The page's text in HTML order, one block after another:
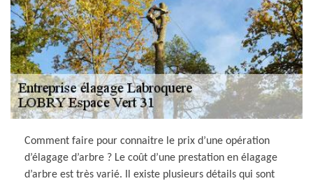
Comment faire pour connaitre le prix d’une opération
d’élagage d’arbre ? Le coût d’une prestation en élagage
d’arbre est très varié. Il existe plusieurs détails qui sont